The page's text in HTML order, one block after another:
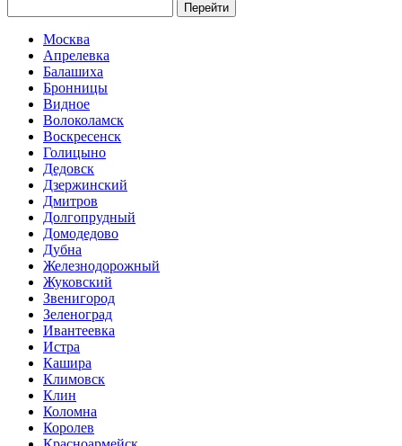
Перейти
Москва
Апрелевка
Балашиха
Бронницы
Видное
Волоколамск
Воскресенск
Голицыно
Дедовск
Дзержинский
Дмитров
Долгопрудный
Домодедово
Дубна
Железнодорожный
Жуковский
Звенигород
Зеленоград
Ивантеевка
Истра
Кашира
Климовск
Клин
Коломна
Королев